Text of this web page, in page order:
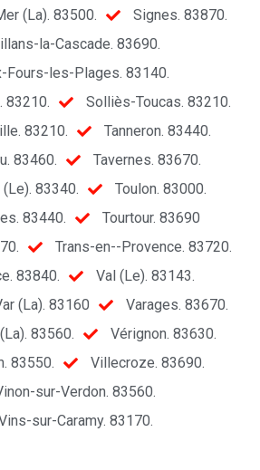
(La). 83500.
Signes. 83870.
la-Cascade. 83690.
Fours-les-Plages. 83140.
83210.
Solliès-Toucas. 83210.
83210.
Tanneron. 83440.
83460.
Tavernes. 83670.
83340.
Toulon. 83000.
83440.
Tourtour. 83690
Trans-en--Provence. 83720.
83840.
Val (Le). 83143.
(La). 83160
Varages. 83670.
83560.
Vérignon. 83630.
83550.
Villecroze. 83690.
sur-Verdon. 83560.
sur-Caramy. 83170.